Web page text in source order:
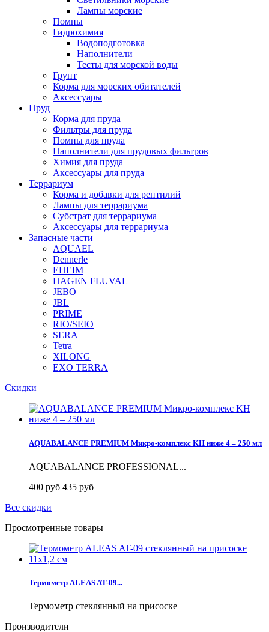
Лампы морские
Помпы
Гидрохимия
Водоподготовка
Наполнители
Тесты для морской воды
Грунт
Корма для морских обитателей
Аксессуары
Пруд
Корма для пруда
Фильтры для пруда
Помпы для пруда
Наполнители для прудовых фильтров
Химия для пруда
Аксессуары для пруда
Террариум
Корма и добавки для рептилий
Лампы для террариума
Субстрат для террариума
Аксессуары для террариума
Запасные части
AQUAEL
Dennerle
EHEIM
HAGEN FLUVAL
JEBO
JBL
PRIME
RIO/SEIO
SERA
Tetra
XILONG
EXO TERRA
Скидки
AQUABALANCE PREMIUM Микро-комплекс KH ниже 4 – 250 мл
AQUABALANCE PROFESSIONAL...
400 руб 435 руб
Все скидки
Просмотренные товары
Термометр ALEAS AT-09...
Термометр стеклянный на присоске
Производители